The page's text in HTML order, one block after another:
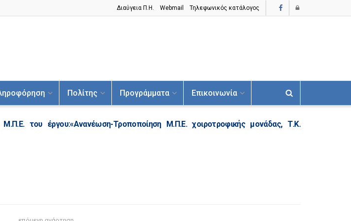
Διαύγεια Π.H. Webmail Τηλεφωνικός κατάλογος
Πολίτης Προγράμματα Επικοινωνία
του έργου:«Ανανέωση-Τροποποίηση Μ.Π.Ε. χοιροτροφικής μονάδας, Τ.Κ.